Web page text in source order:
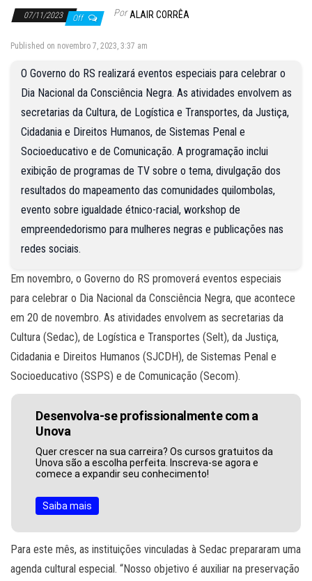
07/11/2023 Off Por ALAIR CORRÊA
Published on novembro 7, 2023, 3:37 am
O Governo do RS realizará eventos especiais para celebrar o
Dia Nacional da Consciência Negra. As atividades envolvem as
secretarias da Cultura, de Logística e Transportes, da Justiça,
Cidadania e Direitos Humanos, de Sistemas Penal e
Socioeducativo e de Comunicação. A programação inclui
exibição de programas de TV sobre o tema, divulgação dos
resultados do mapeamento das comunidades quilombolas,
evento sobre igualdade étnico-racial, workshop de
empreendedorismo para mulheres negras e publicações nas
redes sociais.
Em novembro, o Governo do RS promoverá eventos especiais
para celebrar o Dia Nacional da Consciência Negra, que acontece
em 20 de novembro. As atividades envolvem as secretarias da
Cultura (Sedac), de Logística e Transportes (Selt), da Justiça,
Cidadania e Direitos Humanos (SJCDH), de Sistemas Penal e
Socioeducativo (SSPS) e de Comunicação (Secom).
Desenvolva-se profissionalmente com a
Unova
Quer crescer na sua carreira? Os cursos gratuitos da
Unova são a escolha perfeita. Inscreva-se agora e
comece a expandir seu conhecimento!
Saiba mais
Para este mês, as instituições vinculadas à Sedac prepararam uma
agenda cultural especial. “Nosso objetivo é auxiliar na preservação